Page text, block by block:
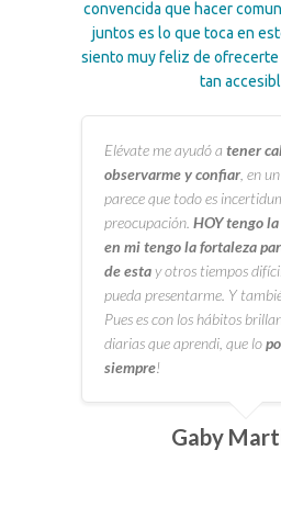
convencida que hacer
juntos es lo que toca en
siento muy feliz de ofrecerte
tan
Elévate me ayudó a tener
observarme y confiar , en
parece que todo es
preocupación. HOY tengo
en mi tengo la fortaleza
de estay otros tiempos
pueda presentarme. Y
Pues es con los hábitos
diarias que aprendi, que lo
siempre!
Gaby